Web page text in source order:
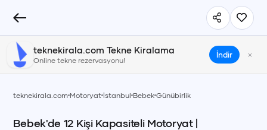
teknekirala.com Tekne Kiralama
Online tekne rezervasyonu!
İndir ×
teknekirala.com Motoryat İstanbul Bebek Günübirlik
Bebek'de 12 Kişi Kapasiteli Motoryat|